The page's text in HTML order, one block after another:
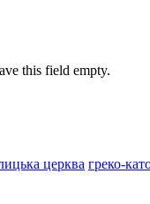
this field empty.
церква греко-